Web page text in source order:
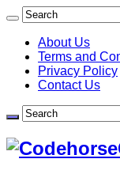
About Us
Terms and
Privacy Policy
Contact Us